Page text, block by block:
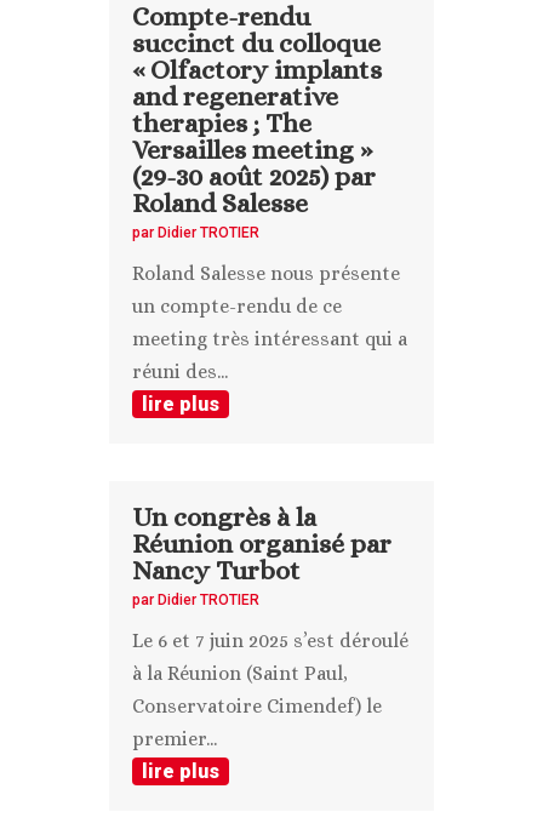
Compte-rendu
succinct du colloque
« Olfactory implants
and regenerative
therapies ; The
Versailles meeting »
(29-30 août 2025) par
Roland Salesse
par Didier TROTIER
Roland Salesse nous présente
un compte-rendu de ce
meeting très intéressant qui a
réuni des...
lire plus
Un congrès à la
Réunion organisé par
Nancy Turbot
par Didier TROTIER
Le 6 et 7 juin 2025 s’est déroulé
à la Réunion (Saint Paul,
Conservatoire Cimendef) le
premier...
lire plus